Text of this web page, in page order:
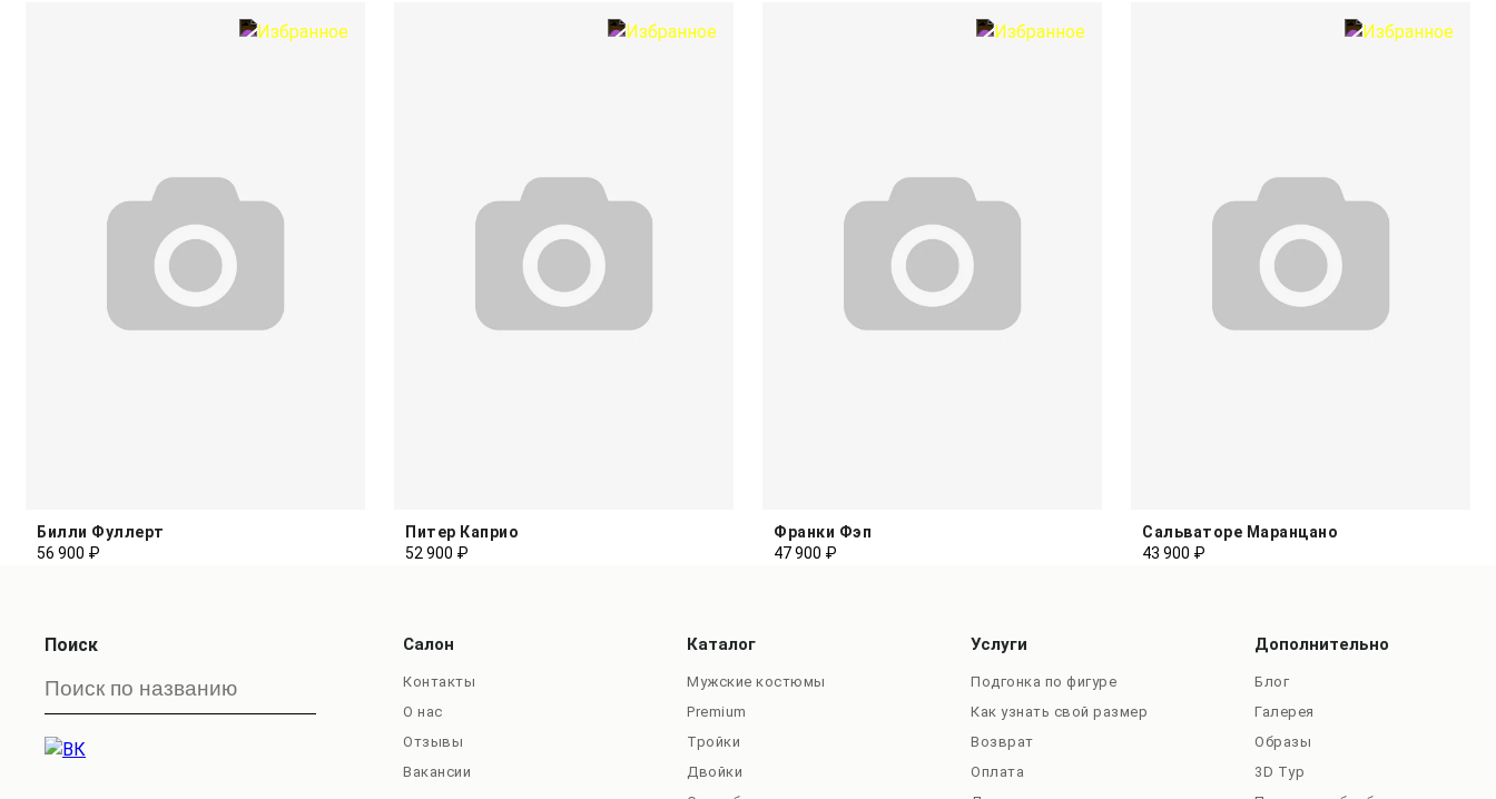
Билли Фуллерт
56 900 ₽
Питер Каприо
52 900 ₽
Франки Фэп
47 900 ₽
Сальваторе Маранцано
43 900 ₽
Поиск Салон
Контакты
О нас
Отзывы
Вакансии
Каталог
Мужские костюмы
Premium
Тройки
Двойки
Услуги
Подгонка по фигуре
Как узнать свой размер
Возврат
Оплата
Дополнительно
Блог
Галерея
Образы
3D Тур